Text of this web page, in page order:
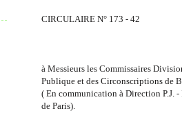
CIRCULAIRE N° 173 - 42
à Messieurs les Commissaires
Publique et des Circonscriptions de
( En communication à Direction P.J. -
de Paris).